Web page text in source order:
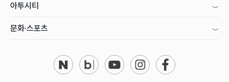
아투시티
문화·스포츠